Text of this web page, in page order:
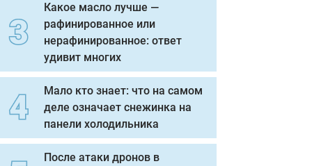
Какое масло лучше —
рафинированное или
нерафинированное: ответ
удивит многих
Мало кто знает: что на самом
деле означает снежинка на
панели холодильника
После атаки дронов в